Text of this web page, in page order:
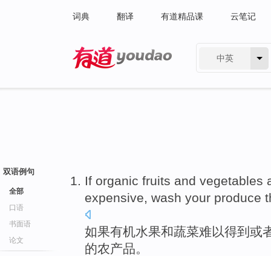
词典 翻译 有道精品课 云笔记
中英
双语例句
全部
口语
书面语
论文
If organic fruits and vegetables
expensive, wash your produce
如果有机水果和蔬菜难以得到 或
的农产品。